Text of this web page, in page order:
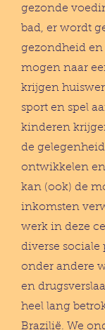
gezonde
bad, er wordt
gezondheid en
mogen naar
krijgen
sport en spel
kinderen
de
ontwikkelen
kan (ook) de
inkomsten
werk in deze
diverse
onder andere
en
heel lang
Brazilië. We